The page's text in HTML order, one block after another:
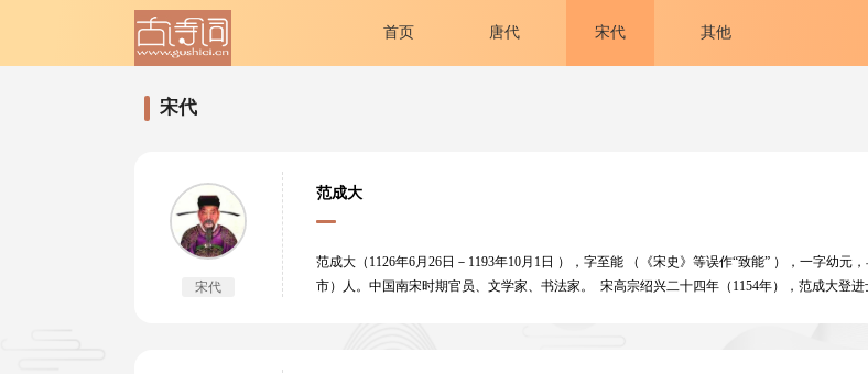
首页 唐代 宋代 其他
宋代
宋代
范成大
范成大（1126年6月26日－1193年10月1日 ），字至能 （《宋史》等误作“致能” ），一字幼
市）人。中国南宋时期官员、文学家、书法家。 宋高宗绍兴二十四年（1154年），范成大登